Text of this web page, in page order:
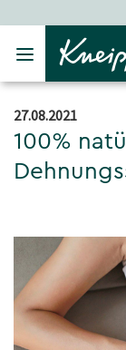
27.08.2021
100%